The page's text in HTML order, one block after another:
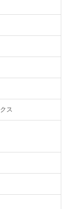
ス